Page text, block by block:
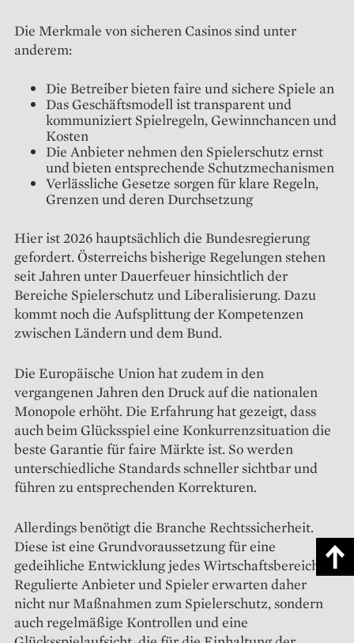
Die Merkmale von sicheren Casinos sind unter
anderem:
Die Betreiber bieten faire und sichere Spiele an
Das Geschäftsmodell ist transparent und
kommuniziert Spielregeln, Gewinnchancen und
Kosten
Die Anbieter nehmen den Spielerschutz ernst
und bieten entsprechende Schutzmechanismen
Verlässliche Gesetze sorgen für klare Regeln,
Grenzen und deren Durchsetzung
Hier ist 2026 hauptsächlich die Bundesregierung
gefordert. Österreichs bisherige Regelungen stehen
seit Jahren unter Dauerfeuer hinsichtlich der
Bereiche Spielerschutz und Liberalisierung. Dazu
kommt noch die Aufsplittung der Kompetenzen
zwischen Ländern und dem Bund.
Die Europäische Union hat zudem in den
vergangenen Jahren den Druck auf die nationalen
Monopole erhöht. Die Erfahrung hat gezeigt, dass
auch beim Glücksspiel eine Konkurrenzsituation die
beste Garantie für faire Märkte ist. So werden
unterschiedliche Standards schneller sichtbar und
führen zu entsprechenden Korrekturen.
Allerdings benötigt die Branche Rechtssicherheit.
Diese ist eine Grundvoraussetzung für eine
gedeihliche Entwicklung jedes Wirtschaftsbereichs.
Regulierte Anbieter und Spieler erwarten daher
nicht nur Maßnahmen zum Spielerschutz, sondern
auch regelmäßige Kontrollen und eine